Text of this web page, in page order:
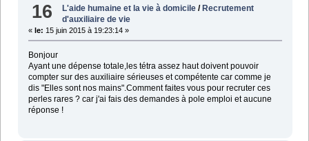
16 L'aide humaine et la vie à domicile / Recrutement
d'auxiliaire de vie
« le: 15 juin 2015 à 19:23:14 »
Bonjour
Ayant une dépense totale,les tétra assez haut doivent pouvoir
compter sur des auxiliaire sérieuses et compétente car comme je
dis "Elles sont nos mains".Comment faites vous pour recruter ces
perles rares ? car j'ai fais des demandes à pole emploi et aucune
réponse !